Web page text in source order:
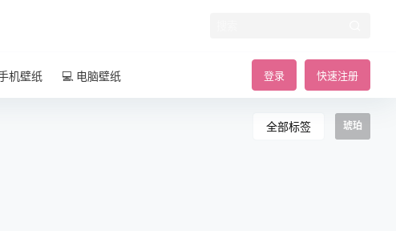
登录 快速注册
机壁纸 💻 电脑壁纸
全部标签 琥珀